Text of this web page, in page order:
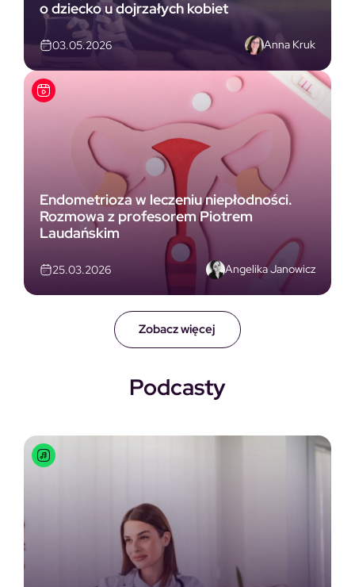
Zobacz więcej
o dziecko u dojrzałych kobiet
03.05.2026 Anna Kruk
Endometrioza w leczeniu niepłodności.
Rozmowa z profesorem Piotrem
Laudańskim
25.03.2026 Angelika Janowicz
Podcasty